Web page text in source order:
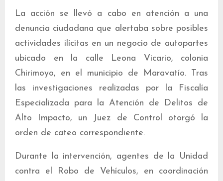
La acción se llevó a cabo en atención a una
denuncia ciudadana que alertaba sobre posibles
actividades ilícitas en un negocio de autopartes
ubicado en la calle Leona Vicario, colonia
Chirimoyo, en el municipio de Maravatío. Tras
las investigaciones realizadas por la Fiscalía
Especializada para la Atención de Delitos de
Alto Impacto, un Juez de Control otorgó la
orden de cateo correspondiente.
Durante la intervención, agentes de la Unidad
contra el Robo de Vehículos, en coordinación